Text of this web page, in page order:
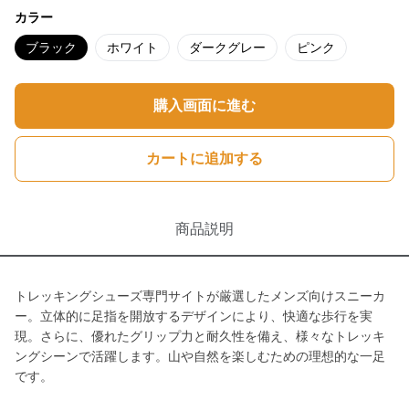
カラー
ブラック ホワイト ダークグレー ピンク
購入画面に進む
カートに追加する
商品説明
トレッキングシューズ専門サイトが厳選したメンズ向けスニーカ
ー。立体的に足指を開放するデザインにより、快適な歩行を実
現。さらに、優れたグリップ力と耐久性を備え、様々なトレッキ
ングシーンで活躍します。山や自然を楽しむための理想的な一足
です。